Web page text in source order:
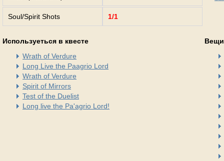
Soul/Spirit Shots 1/1
Используеться в квесте
Wrath of Verdure
Long Live the Paagrio Lord
Wrath of Verdure
Spirit of Mirrors
Test of the Duelist
Long live the Pa'agrio Lord!